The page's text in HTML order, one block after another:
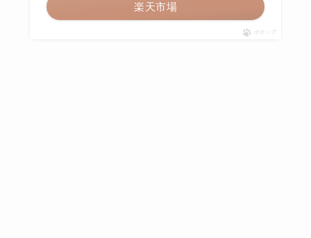
楽天市場
ポチップ